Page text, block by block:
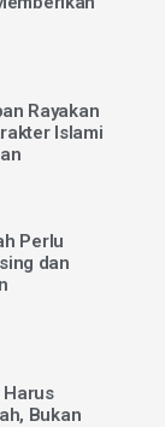
Rayakan
Islami
Perlu
dan
Harus
Bukan